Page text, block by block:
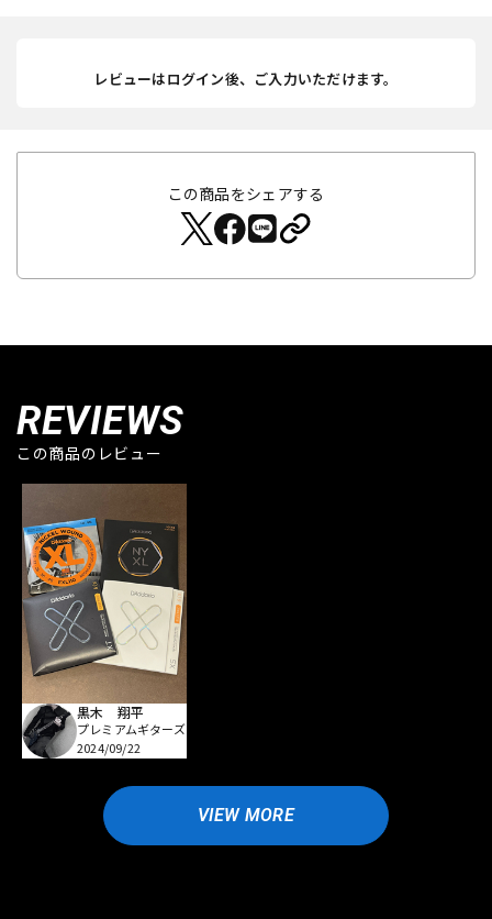
レビューはログイン後、ご入力いただけます。
この商品をシェアする
REVIEWS
この商品のレビュー
黒木 翔平
プレミアムギターズ
2024/09/22
VIEW MORE